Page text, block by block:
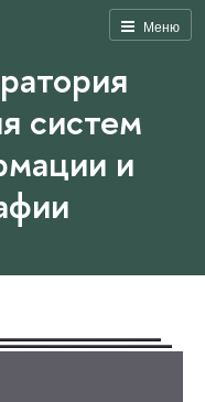
Меню
систем
и